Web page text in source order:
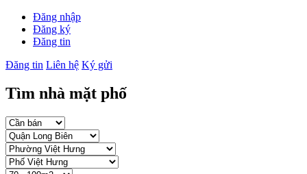
Đăng nhập
Đăng ký
Đăng tin
Đăng tin Liên hệ Ký gửi
Tìm nhà mặt phố